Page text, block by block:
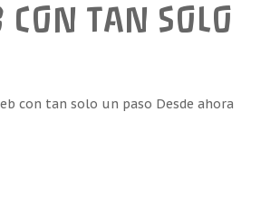
TAN SOLO
con tan solo un paso Desde ahora